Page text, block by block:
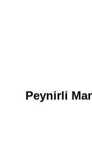
Peynirli